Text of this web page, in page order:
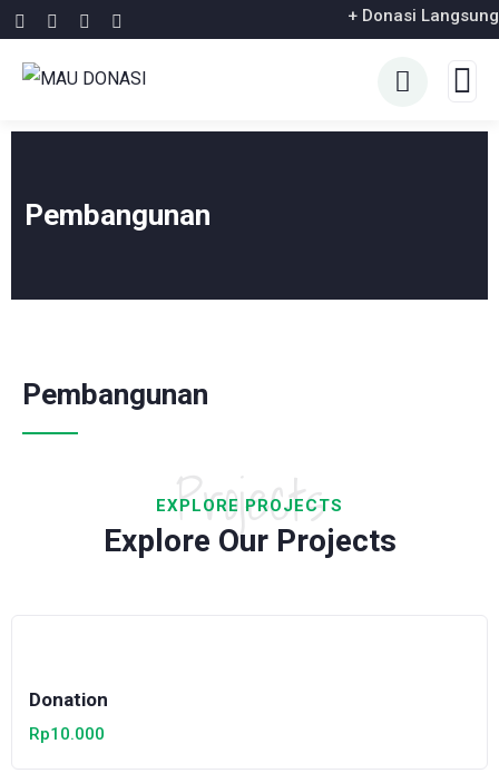
+ Donasi Langsung
Pembangunan
Pembangunan
EXPLORE PROJECTS
Projects
Explore Our Projects
Donation
Rp10.000